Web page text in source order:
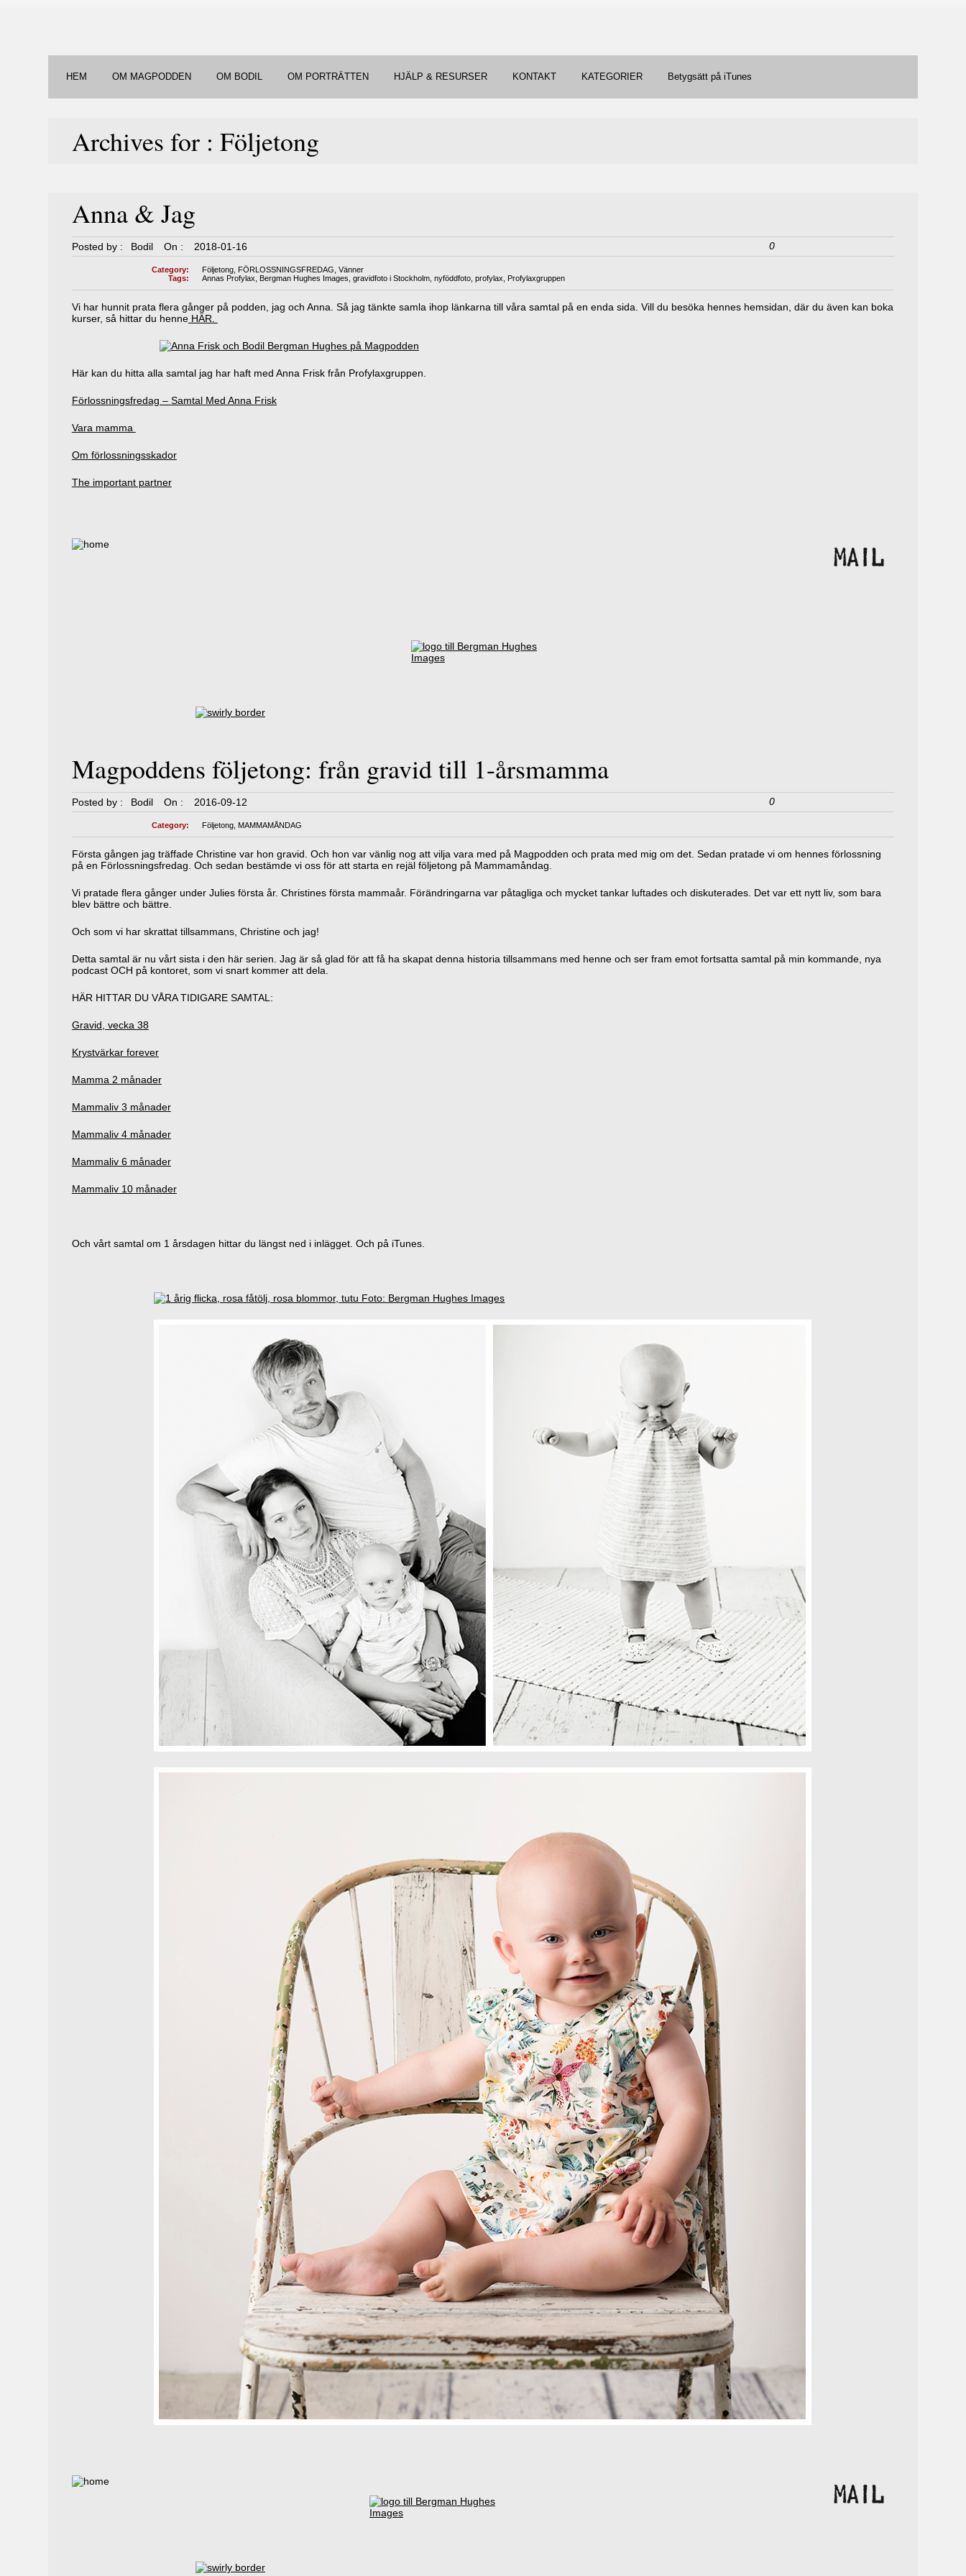
HEM OM MAGPODDEN OM BODIL OM PORTRÄTTEN HJÄLP & RESURSER KONTAKT KATEGORIER Betygsätt på iTunes
Archives for : Följetong
Anna & Jag
Posted by : Bodil On : 2018-01-16 0
Category: Följetong, FÖRLOSSNINGSFREDAG Vänner
Tags:
Annas Profylax Bergman Hughes Images gravidfoto i Stockholm, nyföddfoto, profylax Profylaxgruppen
Vi har hunnit prata flera gånger på podden, jag och Anna. Så jag tänkte samla ihop länkarna till våra samtal på en enda sida. Vill du besöka hennes hemsidan, där du även kan boka
kurser, så hittar du henneHÄR.
Här kan du hitta alla samtal jag har haft med Anna Frisk från Profylaxgruppen.
Förlossningsfredag – Samtal Med Anna Frisk
Vara mamma
Om förlossningsskador
The important partner
Magpoddens följetong: från gravid till 1-årsmamma
Posted by : Bodil On : 2016-09-12 0
Category: Följetong, MAMMAMÅNDAG
Första gången jag träffade Christine var hon gravid. Och hon var vänlig nog att vilja vara med på Magpodden och prata med mig om det. Sedan pratade vi om hennes förlossning
på en Förlossningsfredag. Och sedan bestämde vi oss för att starta en rejäl följetong på Mammamåndag.
Vi pratade flera gånger under Julies första år. Christines första mammaår. Förändringarna var påtagliga och mycket tankar luftades och diskuterades. Det var ett nytt liv, som bara
blev bättre och bättre.
Och som vi har skrattat tillsammans, Christine och jag!
Detta samtal är nu vårt sista i den här serien. Jag är så glad för att få ha skapat denna historia tillsammans med henne och ser fram emot fortsatta samtal på min kommande, nya
podcast OCH på kontoret, som vi snart kommer att dela.
HÄR HITTAR DU VÅRA TIDIGARE SAMTAL:
Gravid, vecka 38
Krystvärkar forever
Mamma 2 månader
Mammaliv 3 månader
Mammaliv 4 månader
Mammaliv 6 månader
Mammaliv 10 månader
Och vårt samtal om 1 årsdagen hittar du längst ned i inlägget. Och på iTunes.